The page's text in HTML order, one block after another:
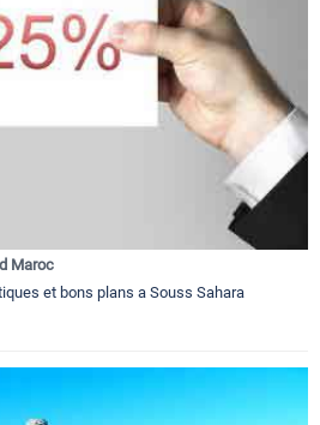
Maroc
et bons plans a Souss Sahara